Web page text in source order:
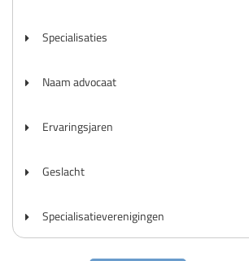
Specialisaties
Naam advocaat
Ervaringsjaren
Geslacht
Specialisatieverenigingen